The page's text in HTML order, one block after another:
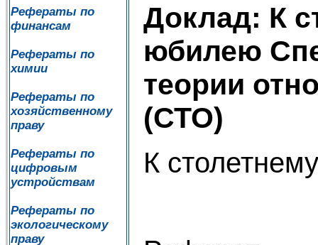
Рефераты по
финансам
Рефераты по
химии
Рефераты по
хозяйственному
праву
Рефераты по
цифровым
устройствам
Рефераты по
экологическому
праву
Доклад: К
юбилею
теории
(СТО)
К